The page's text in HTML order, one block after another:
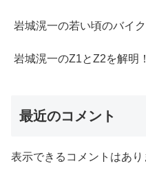
岩城滉一の若い頃のバイ
岩城滉一のZ1とZ2を解明
最近のコメント
表示できるコメントはあり